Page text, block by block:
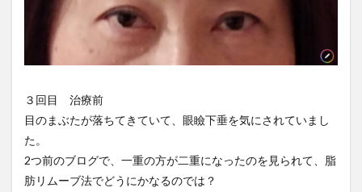
３回目 治療前
目のまぶたが落ちてきていて、眼瞼下垂を気にされていまし
た。
2つ前のブログで、一重の方が二重になったのを見られて、脂
肪リムーブ法でどうにかなるのでは？